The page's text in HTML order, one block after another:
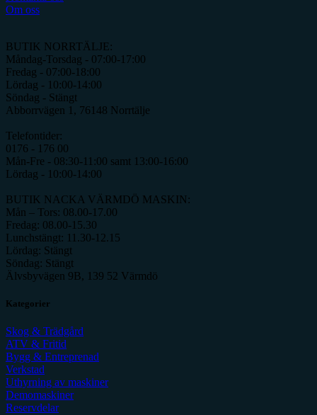
Om oss
BUTIK NORRTÄLJE:
Måndag-Torsdag - 07:00-17:00
Fredag - 07:00-18:00
Lördag - 10:00-14:00
Söndag - Stängt
Abborrvägen 1, 76148 Norrtälje
Telefontider:
0176 - 176 00
Mån-Fre - 08:30-11:00 samt 13:00-16:00
Lördag - 10:00-14:00
BUTIK NACKA VÄRMDÖ MASKIN:
Mån – Tors: 08.00-17.00
Fredag: 08.00-15.30
Lunchstängt: 11.30-12.15
Lördag: Stängt
Söndag: Stängt
Älvsbyvägen 9B, 139 52 Värmdö
Kategorier
Skog & Trädgård
ATV & Fritid
Bygg & Entreprenad
Verkstad
Uthyrning av maskiner
Demomaskiner
Reservdelar